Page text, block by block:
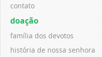
contato
doação
família dos devotos
história de nossa senhora